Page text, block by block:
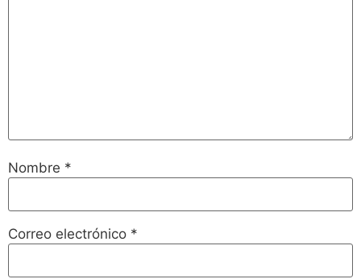
Nombre *
Correo electrónico *